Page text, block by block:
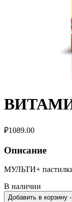
₽1089.00
Описание
МУЛЬТИ+
В наличии
Добавить в корзину